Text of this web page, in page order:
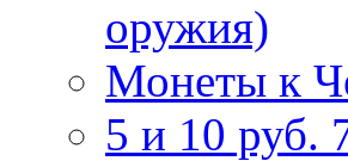
оружия)
Монеты к
5 и 10 руб.